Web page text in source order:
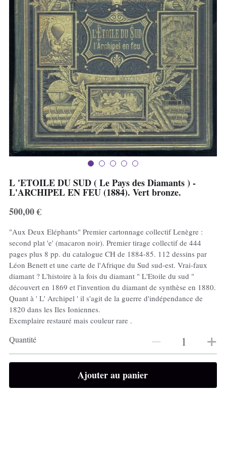
Deux Eléphants
J.V. Divers
Livres anciens
L 'ETOILE DU SUD ( Le Pays des Diamants ) -
L'ARCHIPEL EN FEU (1884). Vert bronze.
500,00 €
"Aux Deux Eléphants" Premier cartonnage collectif Lenègre :
second plat 'e' (macaron noir). Premier tirage collectif de 444
pages plus 8 pp. du catalogue CH de 1884-85. 112 dessins par
Léon Benett et une carte de l'Afrique du Sud sud-est. Vrai-faux
diamant ? L'histoire à la fois du diamant " L'Etoile du sud "
découvert en 1869 et l'invention du diamant de synthèse en 1880.
Quant à ' L' Archipel ' il s'agit de la guerre d'indépendance de
1820 dans les Iles Ioniennes.
Exemplaire restauré mais couleur rare .
Quantité
Ajouter au panier